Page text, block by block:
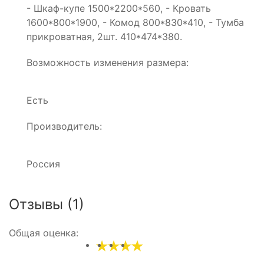
- Шкаф-купе 1500*2200*560, - Кровать
1600*800*1900, - Комод 800*830*410, - Тумба
прикроватная, 2шт. 410*474*380.
Возможность изменения размера:
Есть
Производитель:
Россия
Отзывы (1)
Общая оценка: